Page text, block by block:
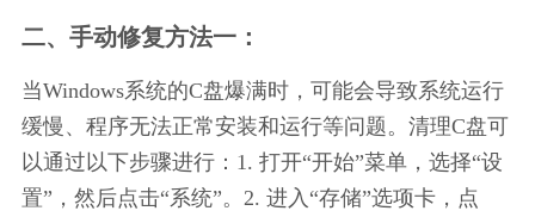
二、手动修复方法一：
当Windows系统的C盘爆满时，可能会导致系统运行
缓慢、程序无法正常安装和运行等问题。清理C盘可
以通过以下步骤进行：1. 打开“开始”菜单，选择“设
置”，然后点击“系统”。2. 进入“存储”选项卡，点